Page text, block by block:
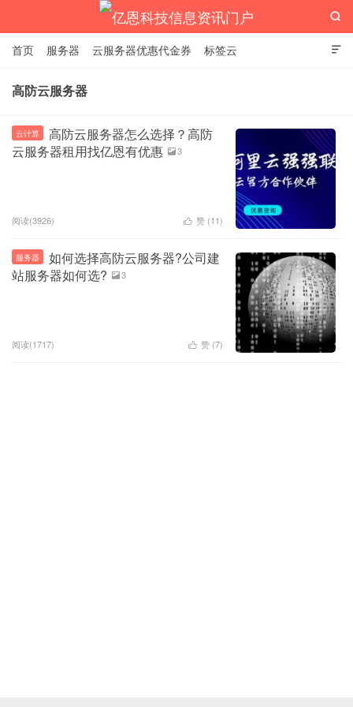
亿恩科技信息资讯门户

首页 服务器 云服务器优惠代金券 标签云

高防云服务器
云计算
高防云服务器怎么选择？高防
云服务器租用找亿恩有优惠
3
阅读(3926)  赞 (11)
服务器
如何选择高防云服务器?公司建
站服务器如何选?
3
阅读(1717)  赞 (7)